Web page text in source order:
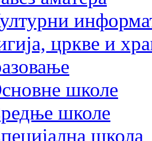
цркве и
школе
школе
школа